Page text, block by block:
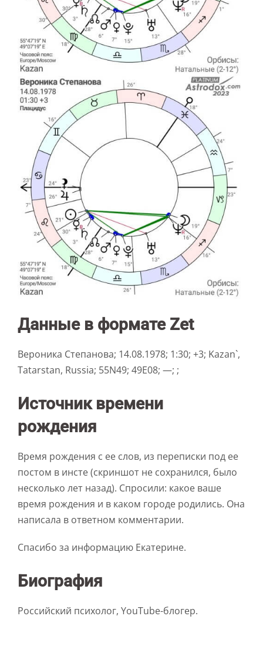
Данные в формате Zet
Вероника Степанова; 14.08.1978; 1:30; +3; Kazan`,
Tatarstan, Russia; 55N49; 49E08; —; ;
Источник времени
рождения
Время рождения с ее слов, из переписки под ее
постом в инсте (скриншот не сохранился, было
несколько лет назад). Спросили: какое ваше
время рождения и в каком городе родились. Она
написала в ответном комментарии.
Спасибо за информацию Екатерине.
Биография
Российский психолог, YouTube-блогер.